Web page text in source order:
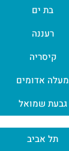
בת ים
רעננה
קיסריה
מעלה אדומים
גבעת שמואל
תל אביב